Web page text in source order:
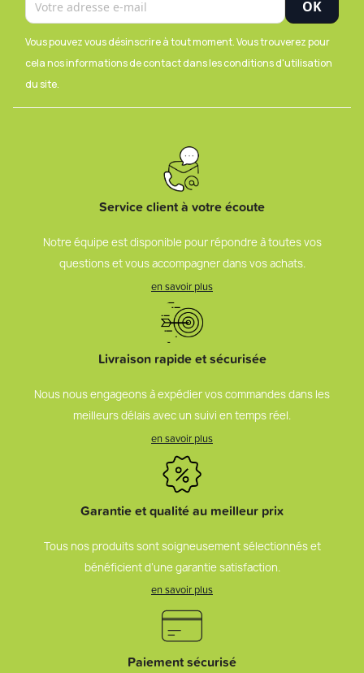
Vous pouvez vous désinscrire à tout moment. Vous trouverez pour
cela nos informations de contact dans les conditions d'utilisation
du site.
Service client à votre écoute
Notre équipe est disponible pour répondre à toutes vos
questions et vous accompagner dans vos achats.
en savoir plus
Livraison rapide et sécurisée
Nous nous engageons à expédier vos commandes dans les
meilleurs délais avec un suivi en temps réel.
en savoir plus
Garantie et qualité au meilleur prix
Tous nos produits sont soigneusement sélectionnés et
bénéficient d’une garantie satisfaction.
en savoir plus
Paiement sécurisé